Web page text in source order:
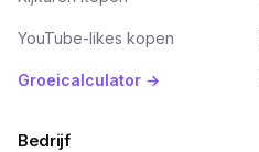
YouTube-likes kopen
Groeicalculator →
Bedrijf